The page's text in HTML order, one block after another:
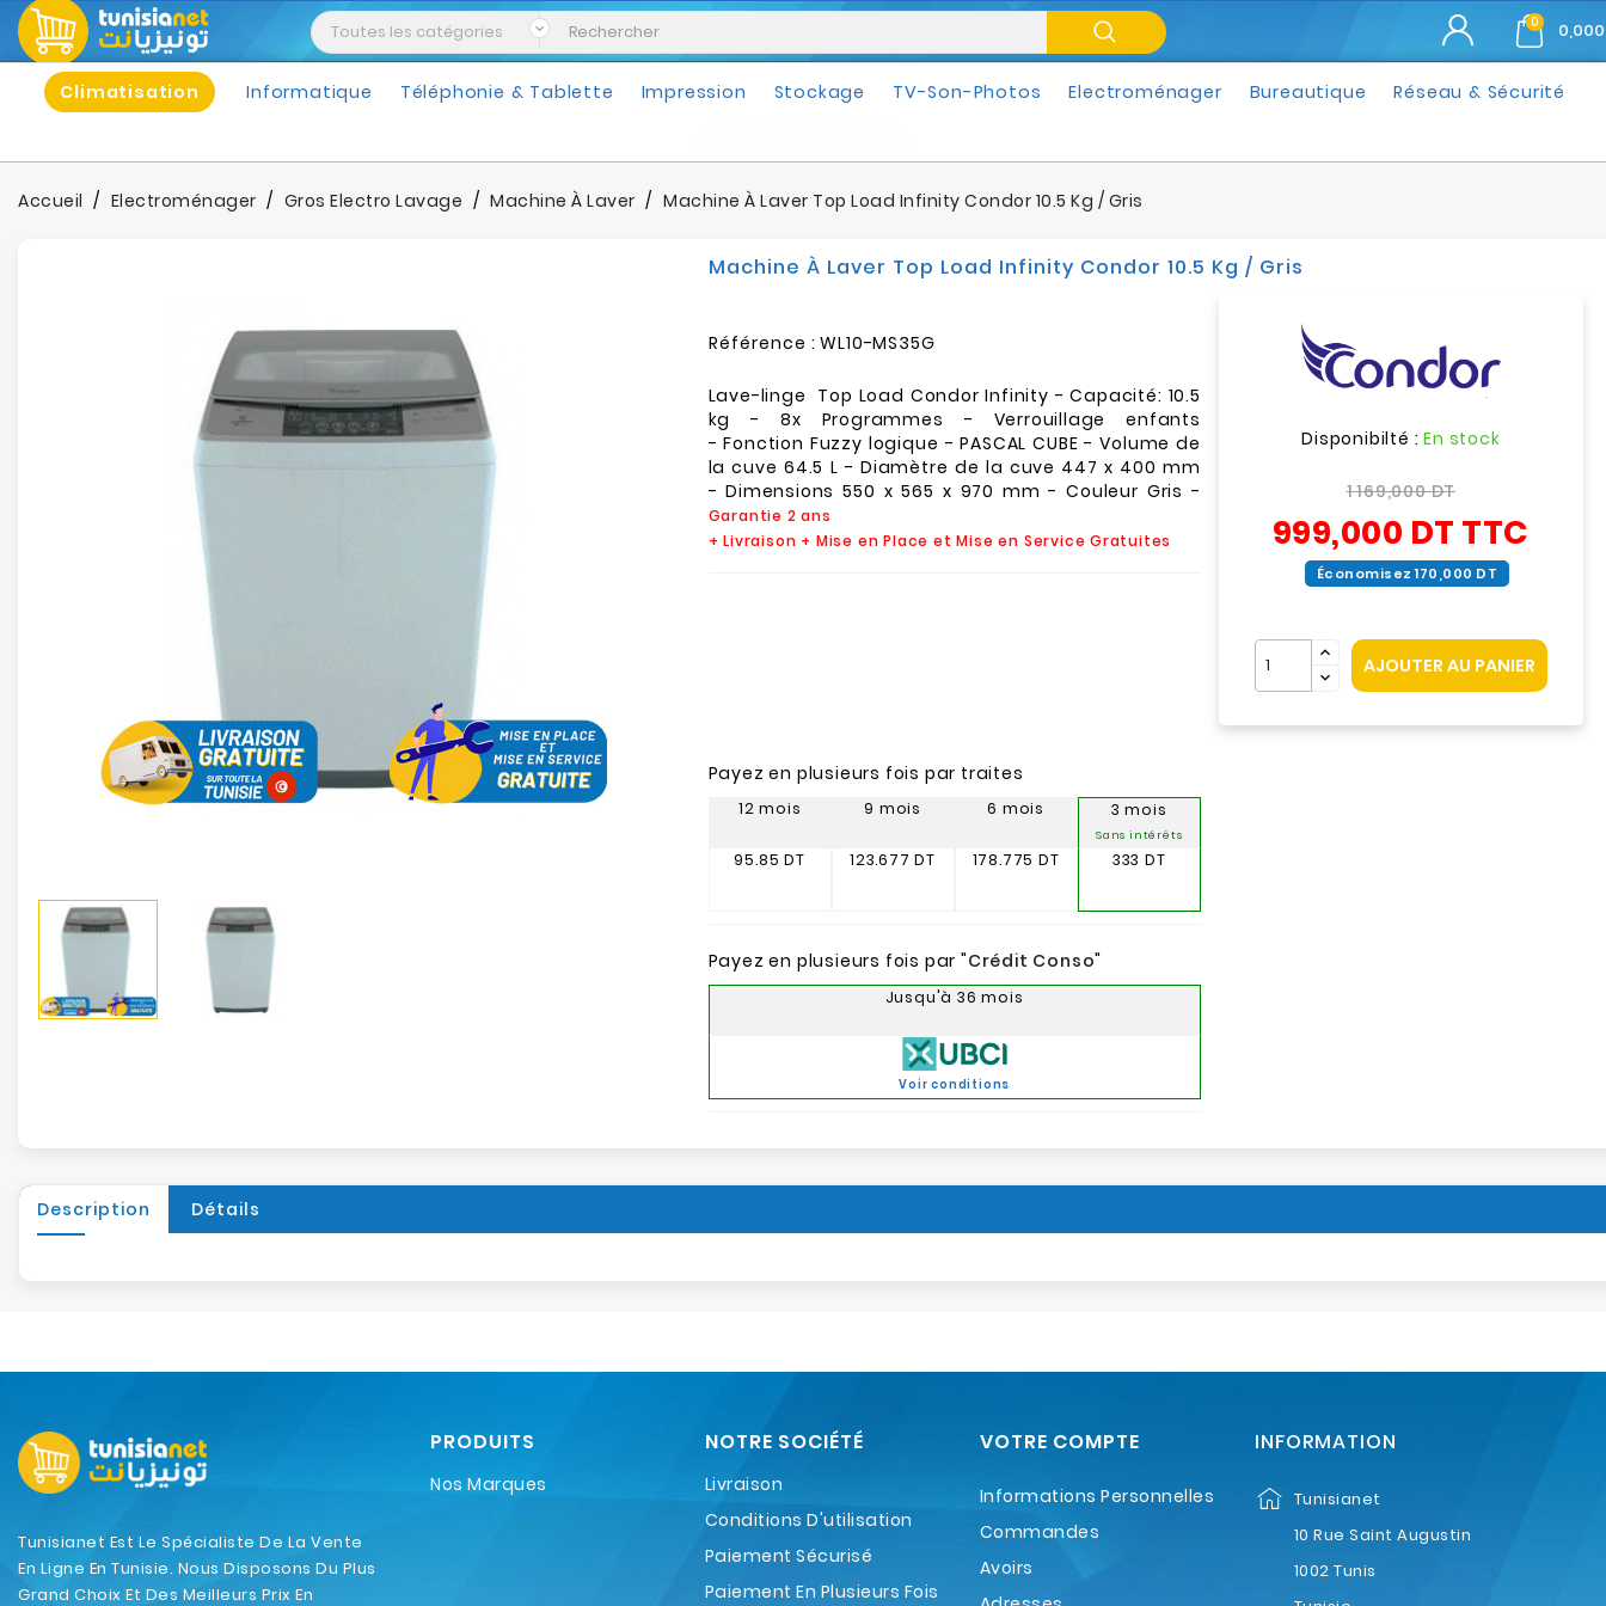
0
Climatisation Informatique Téléphonie & Tablette Impression Stockage TV-Son-Photos Electroménager Bureautique Réseau & Sécurité
Accueil Electroménager Gros Electro Lavage Machine À Laver Machine À Laver Top Load Infinity Condor 10.5 Kg / Gris
Machine À Laver Top Load Infinity Condor 10.5 Kg / Gris
Référence : WL10-MS35G
Lave-linge Top Load Condor Infinity - Capacité: 10.5
kg - 8x Programmes - Verrouillage enfants
- Fonction Fuzzy logique - PASCAL CUBE - Volume de
la cuve 64.5 L - Diamètre de la cuve 447 x 400 mm
- Dimensions 550 x 565 x 970 mm - Couleur Gris -
Garantie 2 ans
+ Livraison + Mise en Place et Mise en Service Gratuites
Disponibilté :En stock
1 169,000 DT
999,000 DT TTC
Économisez 170,000 DT
AJOUTER AU PANIER
Payez en plusieurs fois par traites
12 mois
95.85 DT
9 mois
123.677 DT
6 mois
178.775 DT
3 mois
Sans intérêts
333 DT
Payez en plusieurs fois par "Crédit Conso"
Jusqu'à 36 mois
Voir conditions
Description Détails
Tunisianet Est Le Spécialiste De La Vente
En Ligne En Tunisie. Nous Disposons Du Plus
Grand Choix Et Des Meilleurs Prix En
PRODUITS
Nos Marques
NOTRE SOCIÉTÉ
Livraison
Conditions D'utilisation
Paiement Sécurisé
Paiement En Plusieurs Fois
VOTRE COMPTE
Informations Personnelles
Commandes
Avoirs
INFORMATION
Tunisianet
10 Rue Saint Augustin
1002 Tunis